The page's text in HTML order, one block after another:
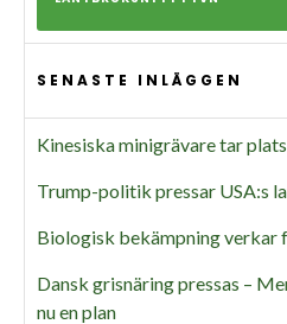
SENASTE INLÄGGEN
Kinesiska minigrävare tar
Trump-politik pressar USA:s
Biologisk bekämpning verkar
Dansk grisnäring pressas –
nu en plan